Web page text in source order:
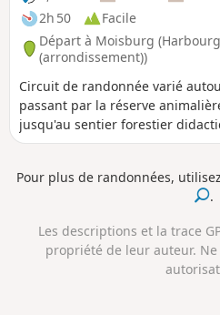
2h 50
Facile
Départ à Moisburg (Harbourg
(arrondissement))
Circuit de randonnée varié
passant par la réserve
jusqu'au sentier forestier
nombreux panneaux
Pour plus de randonnées,
.
Les descriptions et la trace
propriété de leur auteur.